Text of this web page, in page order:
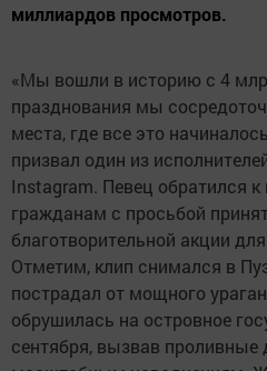
миллиардов просмотров.
«Мы вошли в историю с 4
празднования мы
места, где все это
призвал один из
Instagram. Певец обратился
гражданам с просьбой
благотворительной акции
Отметим, клип снимался в
пострадал от мощного
обрушилась на островное
сентября, вызвав